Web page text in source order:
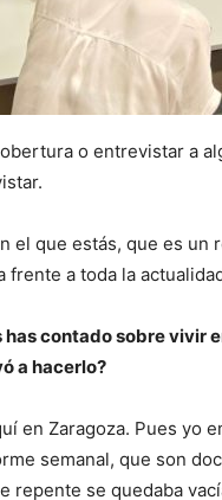
o entrevistar a
el que estás, que es
frente a toda la
has contado sobre
a hacerlo?
en Zaragoza. Pues yo
semanal, que son
repente se quedaba